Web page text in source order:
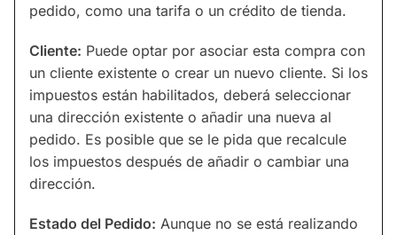
pedido, como una tarifa o un crédito de tienda.
Cliente: Puede optar por asociar esta compra con
un cliente existente o crear un nuevo cliente. Si los
impuestos están habilitados, deberá seleccionar
una dirección existente o añadir una nueva al
pedido. Es posible que se le pida que recalcule
los impuestos después de añadir o cambiar una
dirección.
Estado del Pedido: Aunque no se está realizando